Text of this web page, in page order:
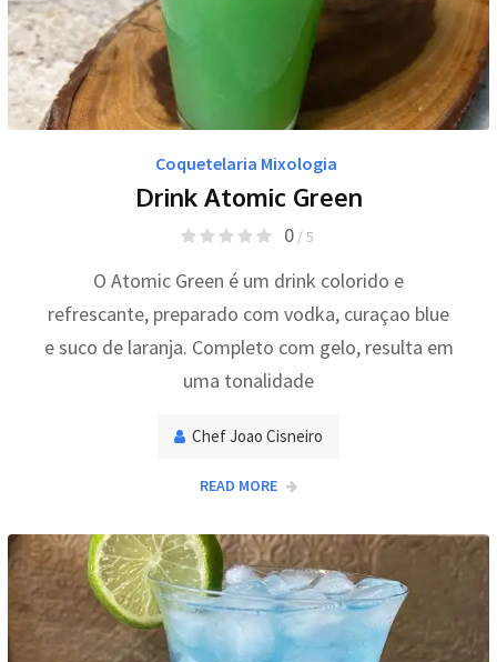
Coquetelaria Mixologia
Drink Atomic Green
0/ 5
O Atomic Green é um drink colorido e
refrescante, preparado com vodka, curaçao blue
e suco de laranja. Completo com gelo, resulta em
uma tonalidade
Chef Joao Cisneiro
READ MORE